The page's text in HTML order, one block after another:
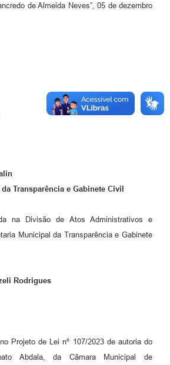
de Almeida Neves”, 05 de dezembro
Transparência e Gabinete Civil
na Divisão de Atos Administrativos e
Municipal da Transparência e Gabinete
Rodrigues
Projeto de Lei nº 107/2023 de autoria do
Abdala, da Câmara Municipal de